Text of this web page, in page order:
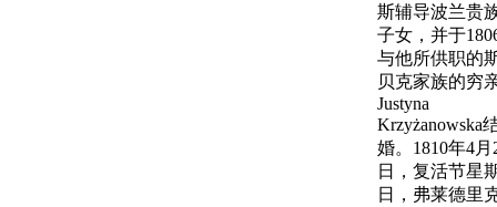
斯辅导波兰贵
子女，并于
与他所供职的
贝克家族的穷
Justyna
Krzyżanowska
婚。1810年4月
日，复活节星
日，弗莱德里